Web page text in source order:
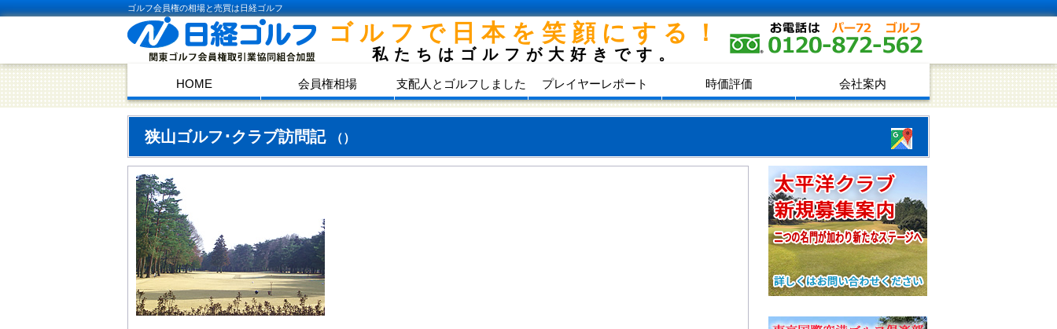
ゴルフ会員権の相場と売買は日経ゴルフ
ゴルフで日本を笑顔にする！
私たちはゴルフが大好きです。
HOME 会員権相場 支配人とゴルフしました プレイヤーレポート 時価評価 会社案内
狭山ゴルフ･クラブ訪問記 （）